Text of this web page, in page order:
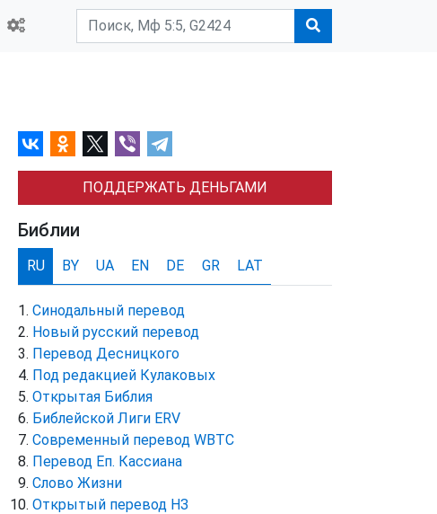
ПОДДЕРЖАТЬ ДЕНЬГАМИ
Библии
RU BY UA EN DE GR LAT
Синодальный перевод
Новый русский перевод
Перевод Десницкого
Под редакцией Кулаковых
Открытая Библия
Библейской Лиги ERV
Cовременный перевод WBTC
Перевод Еп. Кассиана
Слово Жизни
Открытый перевод НЗ